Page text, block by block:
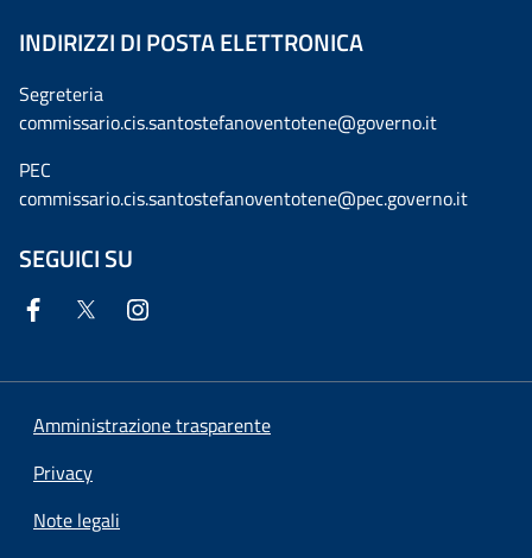
INDIRIZZI DI POSTA ELETTRONICA
Segreteria
commissario.cis.santostefanoventotene@governo.it
PEC
commissario.cis.santostefanoventotene@pec.governo.it
SEGUICI SU
Amministrazione trasparente
Privacy
Note legali